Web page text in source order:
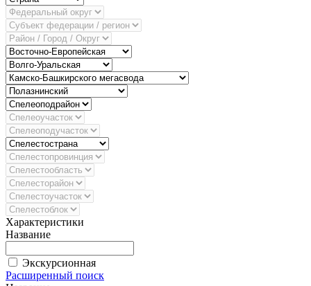
Характеристики
Название
Экскурсионная
Расширенный поиск